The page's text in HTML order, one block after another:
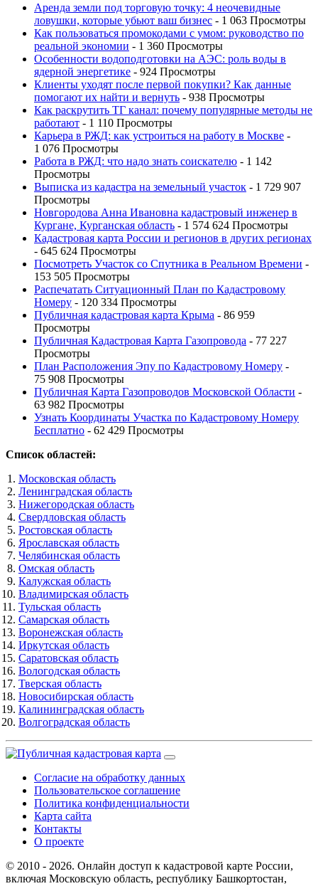
Аренда земли под торговую точку: 4 неочевидные
ловушки, которые убьют ваш бизнес - 1 063 Просмотры
Как пользоваться промокодами с умом: руководство по
реальной экономии - 1 360 Просмотры
Особенности водоподготовки на АЭС: роль воды в
ядерной энергетике - 924 Просмотры
Клиенты уходят после первой покупки? Как данные
помогают их найти и вернуть - 938 Просмотры
Как раскрутить ТГ канал: почему популярные методы не
работают - 1 110 Просмотры
Карьера в РЖД: как устроиться на работу в Москве -
1 076 Просмотры
Работа в РЖД: что надо знать соискателю - 1 142
Просмотры
Выписка из кадастра на земельный участок - 1 729 907
Просмотры
Новгородова Анна Ивановна кадастровый инженер в
Кургане, Курганская область - 1 574 624 Просмотры
Кадастровая карта России и регионов в других регионах
- 645 624 Просмотры
Посмотреть Участок со Спутника в Реальном Времени -
153 505 Просмотры
Распечатать Ситуационный План по Кадастровому
Номеру - 120 334 Просмотры
Публичная кадастровая карта Крыма - 86 959
Просмотры
Публичная Кадастровая Карта Газопровода - 77 227
Просмотры
План Расположения Эпу по Кадастровому Номеру -
75 908 Просмотры
Публичная Карта Газопроводов Московской Области -
63 982 Просмотры
Узнать Координаты Участка по Кадастровому Номеру
Бесплатно - 62 429 Просмотры
Список областей:
Московская область
Ленинградская область
Нижегородская область
Свердловская область
Ростовская область
Ярославская область
Челябинская область
Омская область
Калужская область
Владимирская область
Тульская область
Самарская область
Воронежская область
Иркутская область
Саратовская область
Вологодская область
Тверская область
Новосибирская область
Калининградская область
Волгоградская область
Согласие на обработку данных
Пользовательское соглашение
Политика конфиденциальности
Карта сайта
Контакты
О проекте
© 2010 - 2026. Онлайн доступ к кадастровой карте России,
включая Московскую область, республику Башкортостан,